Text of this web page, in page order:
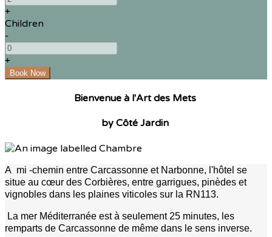
+
Children
-
+
Bienvenue à l'Art des Mets
by Côté Jardin
A mi -chemin entre Carcassonne et Narbonne, l'hôtel se
situe au cœur des Corbières, entre garrigues, pinèdes et
vignobles dans les plaines viticoles sur la RN113.
La mer Méditerranée est à seulement 25 minutes, les
remparts de Carcassonne de même dans le sens inverse.